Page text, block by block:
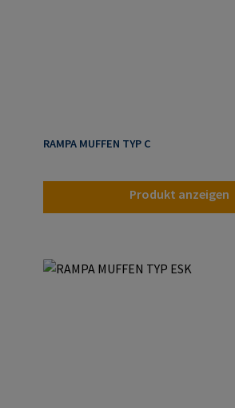
RAMPA MUFFEN TYP C
Produkt anzeigen